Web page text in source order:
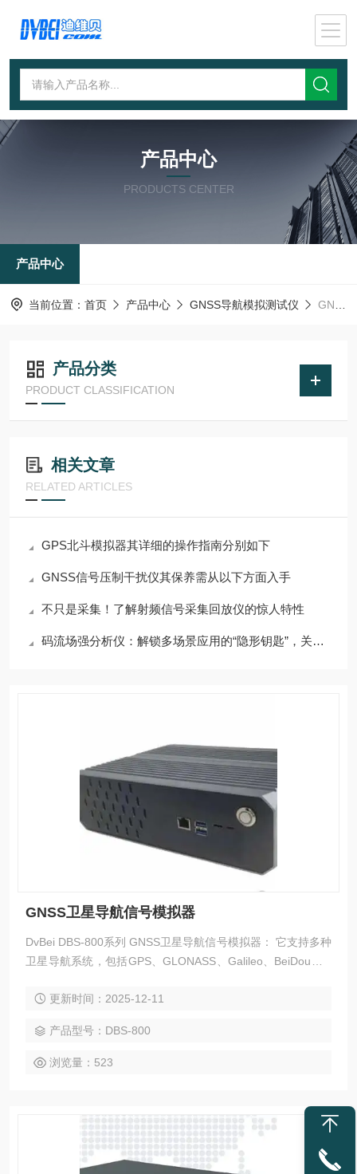
产品中心
PRODUCTS CENTER
产品中心
当前位置： 首页 产品中心 GNSS导航模拟测试仪 GNSS导航信号模拟器
产品分类
PRODUCT CLASSIFICATION
相关文章
RELATED ARTICLES
GPS北斗模拟器其详细的操作指南分别如下
GNSS信号压制干扰仪其保养需从以下方面入手
不只是采集！了解射频信号采集回放仪的惊人特性
码流场强分析仪：解锁多场景应用的“隐形钥匙”，关键领域都在用
GNSS卫星导航信号模拟器
DvBei DBS-800系列 GNSS卫星导航信号模拟器： 它支持多种
卫星导航系统，包括GPS、GLONASS、Galileo、BeiDou、O
定、可重复的模拟，并缩短了开发和验证周期
更新时间：2025-12-11
产品型号：DBS-800
浏览量：523